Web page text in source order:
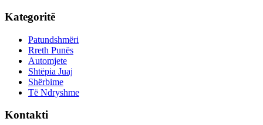
Kategoritë
Patundshmëri
Rreth Punës
Automjete
Shtëpia Juaj
Shërbime
Të Ndryshme
Kontakti